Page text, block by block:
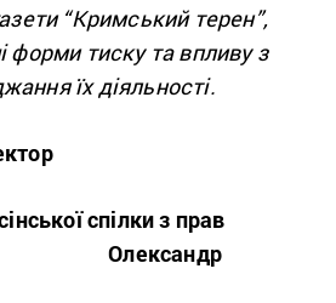
“Кримський терен”,
форми тиску та впливу з
їх діяльності.
спілки з прав